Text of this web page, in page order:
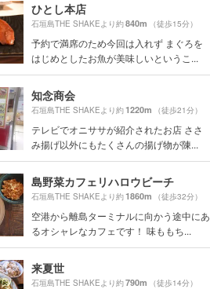
ひとし本店
石垣島THE SHAKEより約840m （徒歩15分）
予約で満席のため今回は入れず まぐろを
はじめとしたお魚が美味しいというこ...
知念商会
石垣島THE SHAKEより約1220m （徒歩21分）
テレビでオニササが紹介されたお店 ささ
み揚げ以外にもたくさんの揚げ物が陳...
島野菜カフェリハロウビーチ
石垣島THE SHAKEより約1860m （徒歩32分）
空港から離島ターミナルに向かう途中にあ
るオシャレなカフェです！ 味ももち...
来夏世
石垣島THE SHAKEより約790m （徒歩14分）